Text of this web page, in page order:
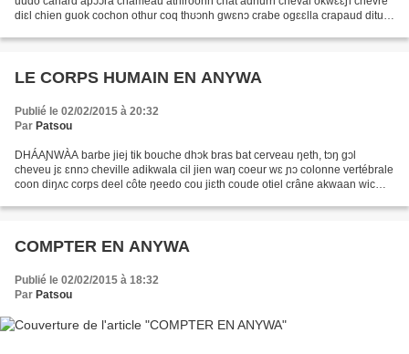
diɛl chien guok cochon othur coq thʊɔnh gwɛnɔ crabe ogɛɛlla crapaud ditut,
LE CORPS HUMAIN EN ANYWA
Publié le 02/02/2015 à 20:32
Par Patsou
DHÁAƝWÀA barbe jiej tik bouche dhɔk bras bat cerveau ŋeth, tɔŋ gɔl
cheveu jɛ ɛnnɔ cheville adikwala cil jien waŋ coeur wɛ ɲɔ colonne vertébrale
coon diŋʌc corps deel côte ŋeedo cou jiɛth coude otiel crâne akwaan wic
COMPTER EN ANYWA
Publié le 02/02/2015 à 18:32
Par Patsou